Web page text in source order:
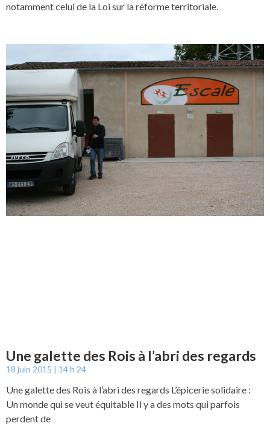
notamment celui de la Loi sur la réforme territoriale.
Une galette des Rois à l’abri des regards
18 juin 2015 14 h 24
Une galette des Rois à l’abri des regards L’épicerie solidaire :
Un monde qui se veut équitable Il y a des mots qui parfois
perdent de